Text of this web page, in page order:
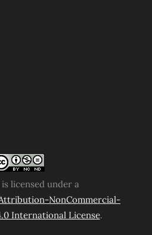
licensed under a
NonCommercial-
International License.